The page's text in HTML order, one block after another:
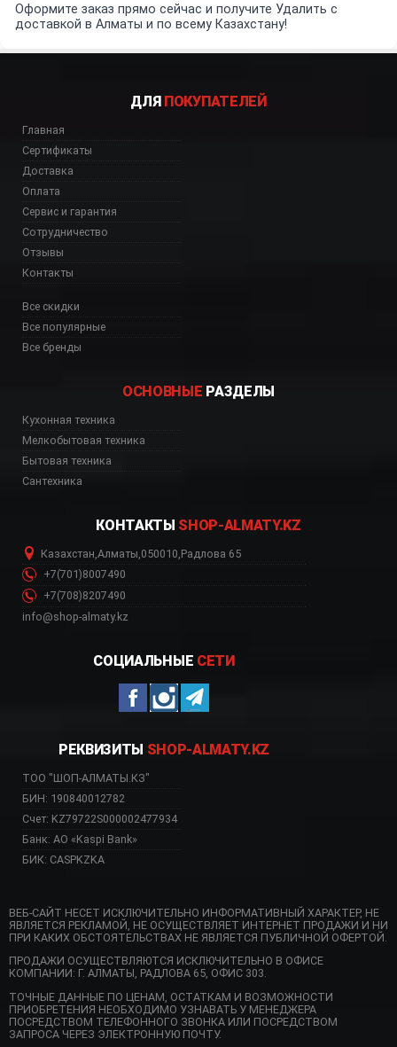
Оформите заказ прямо сейчас и получите Удалить с
доставкой в Алматы и по всему Казахстану!
цена, Астана,
ДЛЯ ПОКУПАТЕЛЕЙ
Главная
Сертификаты
Доставка
Оплата
Сервис и гарантия
Сотрудничество
Отзывы
Контакты
Все скидки
Все популярные
Все бренды
ОСНОВНЫЕ РАЗДЕЛЫ
Кухонная техника
Мелкобытовая техника
Бытовая техника
Сантехника
КОНТАКТЫ SHOP-ALMATY.KZ
Казахстан Алматы 050010 Радлова 65
+7(701)8007490
+7(708)8207490
info@shop-almaty.kz
СОЦИАЛЬНЫЕ СЕТИ
РЕКВИЗИТЫ SHOP-ALMATY.KZ
ТОО "ШОП-АЛМАТЫ.КЗ"
БИН: 190840012782
Счет: KZ79722S000002477934
Банк: АО «Kaspi Bank»
БИК: CASPKZKA
ВЕБ-САЙТ НЕСЕТ ИСКЛЮЧИТЕЛЬНО ИНФОРМАТИВНЫЙ ХАРАКТЕР, НЕ
ЯВЛЯЕТСЯ РЕКЛАМОЙ, НЕ ОСУЩЕСТВЛЯЕТ ИНТЕРНЕТ ПРОДАЖИ И НИ
ПРИ КАКИХ ОБСТОЯТЕЛЬСТВАХ НЕ ЯВЛЯЕТСЯ ПУБЛИЧНОЙ ОФЕРТОЙ.
ПРОДАЖИ ОСУЩЕСТВЛЯЮТСЯ ИСКЛЮЧИТЕЛЬНО В ОФИСЕ
КОМПАНИИ: Г. АЛМАТЫ, РАДЛОВА 65, ОФИС 303.
ТОЧНЫЕ ДАННЫЕ ПО ЦЕНАМ, ОСТАТКАМ И ВОЗМОЖНОСТИ
ПРИОБРЕТЕНИЯ НЕОБХОДИМО УЗНАВАТЬ У МЕНЕДЖЕРА
ПОСРЕДСТВОМ ТЕЛЕФОННОГО ЗВОНКА ИЛИ ПОСРЕДСТВОМ
ЗАПРОСА ЧЕРЕЗ ЭЛЕКТРОННУЮ ПОЧТУ.